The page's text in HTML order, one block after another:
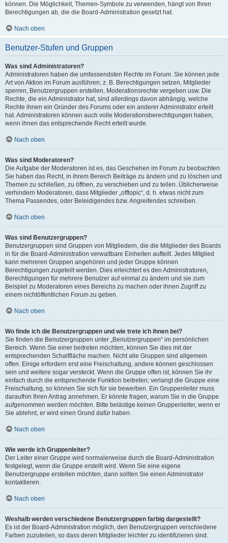
können. Die Möglichkeit, Themen-Symbole zu verwenden, hängt von Ihren
Berechtigungen ab, die die Board-Administration gesetzt hat.
Nach oben
Benutzer-Stufen und Gruppen
Was sind Administratoren?
Administratoren haben die umfassendsten Rechte im Forum. Sie können jede
Art von Aktion im Forum ausführen; z. B. Berechtigungen setzen, Mitglieder
sperren, Benutzergruppen erstellen, Moderationsrechte vergeben usw. Die
Rechte, die ein Administrator hat, sind allerdings davon abhängig, welche
Rechte ihnen ein Gründer des Forums oder ein anderer Administrator erteilt
hat. Administratoren können auch volle Moderationsberechtigungen haben,
wenn ihnen das entsprechende Recht erteilt wurde.
Nach oben
Was sind Moderatoren?
Die Aufgabe der Moderatoren ist es, das Geschehen im Forum zu beobachten.
Sie haben das Recht, in ihrem Bereich Beiträge zu ändern und zu löschen und
Themen zu schließen, zu öffnen, zu verschieben und zu teilen. Üblicherweise
verhindern Moderatoren, dass Mitglieder „offtopic“, d. h. etwas nicht zum
Thema Passendes, oder Beleidigendes bzw. Angreifendes schreiben.
Nach oben
Was sind Benutzergruppen?
Benutzergruppen sind Gruppen von Mitgliedern, die die Mitglieder des Boards
in für die Board-Administration verwaltbare Einheiten aufteilt. Jedes Mitglied
kann mehreren Gruppen angehören und jeder Gruppe können
Berechtigungen zugeteilt werden. Dies erleichtert es den Administratoren,
Berechtigungen für mehrere Benutzer auf einmal zu ändern und sie zum
Beispiel zu Moderatoren eines Bereichs zu machen oder ihnen Zugriff zu
einem nichtöffentlichen Forum zu geben.
Nach oben
Wo finde ich die Benutzergruppen und wie trete ich ihnen bei?
Sie finden die Benutzergruppen unter „Benutzergruppen“ im persönlichen
Bereich. Wenn Sie einer beitreten möchten, können Sie dies mit der
entsprechenden Schaltfläche machen. Nicht alle Gruppen sind allgemein
offen. Einige erfordern erst eine Freischaltung, andere können geschlossen
sein und weitere sogar versteckt. Wenn die Gruppe offen ist, können Sie ihr
einfach durch die entsprechende Funktion beitreten; verlangt die Gruppe eine
Freischaltung, so können Sie sich für sie bewerben. Ein Gruppenleiter muss
daraufhin Ihren Antrag annehmen. Er könnte fragen, warum Sie in die Gruppe
aufgenommen werden möchten. Bitte belästige keinen Gruppenleiter, wenn er
Sie ablehnt, er wird einen Grund dafür haben.
Nach oben
Wie werde ich Gruppenleiter?
Der Leiter einer Gruppe wird normalerweise durch die Board-Administration
festgelegt, wenn die Gruppe erstellt wird. Wenn Sie eine eigene
Benutzergruppe erstellen möchten, dann sollten Sie einen Administrator
kontaktieren.
Nach oben
Weshalb werden verschiedene Benutzergruppen farbig dargestellt?
Es ist der Board-Administration möglich, den Benutzergruppen verschiedene
Farben zuzuteilen, so dass deren Mitglieder leichter zu identifizieren sind.